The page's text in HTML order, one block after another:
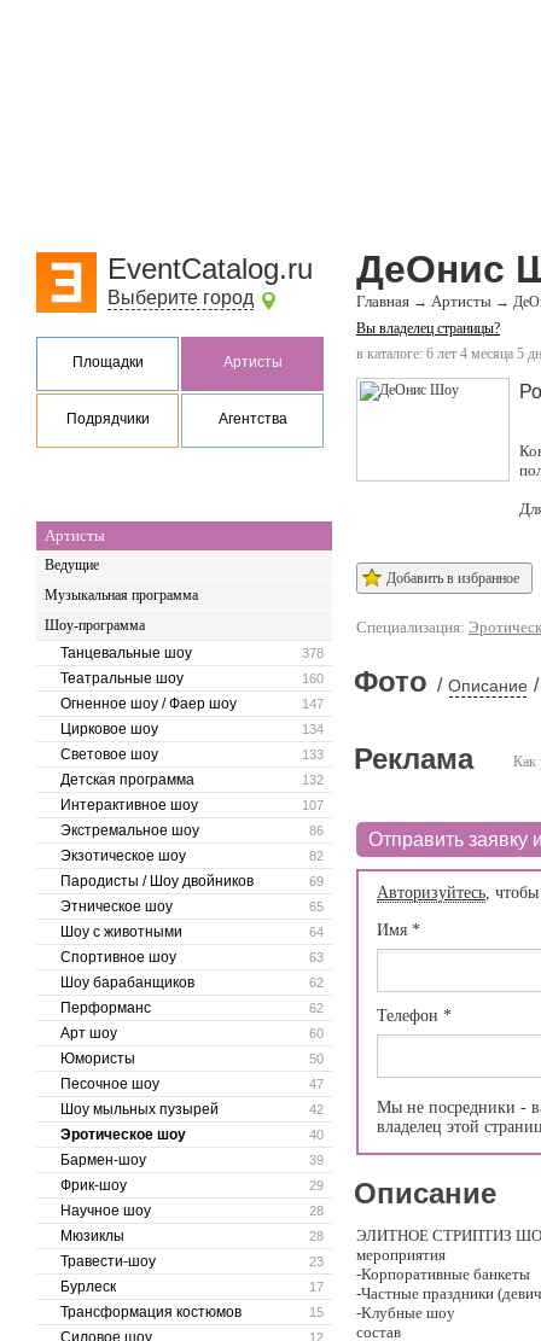
EventCatalog.ru
Выберите город
Площадки Артисты
Подрядчики Агентства
Артисты
Ведущие
Музыкальная программа
Шоу-программа
378
Танцевальные шоу
160
Театральные шоу
147
Огненное шоу / Фаер шоу
134
Цирковое шоу
133
Световое шоу
132
Детская программа
107
Интерактивное шоу
86
Экстремальное шоу
82
Экзотическое шоу
69
Пародисты / Шоу двойников
65
Этническое шоу
64
Шоу с животными
63
Спортивное шоу
62
Шоу барабанщиков
62
Перформанс
60
Арт шоу
50
Юмористы
47
Песочное шоу
42
Шоу мыльных пузырей
40
Эротическое шоу
39
Бармен-шоу
29
Фрик-шоу
28
Научное шоу
28
Мюзиклы
23
Травести-шоу
17
Бурлеск
15
Трансформация костюмов
12
Силовое шоу
ДеОнис
Главная → Артисты →
Вы владелец страницы?
в каталоге: 6 лет 4 месяца 5
Добавить в избранное
Специализация:
Фото / Описание /
Как
Реклама
Отправить заявку
Авторизуйтесь,
Имя *
Телефон *
Мы не посредники -
владелец этой
Описание
ЭЛИТНОЕ СТРИПТИЗ
мероприятия
-Корпоративные банкеты
-Частные праздники
-Клубные шоу
состав